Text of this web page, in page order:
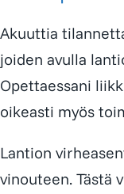
Akuuttia
joiden avulla
Opettaessani
oikeasti myös
Lantion
vinouteen. Tästä